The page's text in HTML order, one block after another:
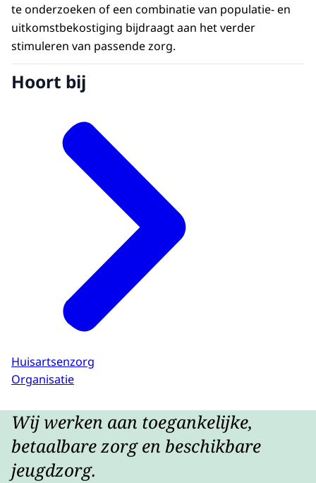
te onderzoeken of een combinatie van populatie- en
uitkomstbekostiging bijdraagt aan het verder
stimuleren van passende zorg.
Hoort bij
Huisartsenzorg
Organisatie
Wij werken aan toegankelijke,
betaalbare zorg en beschikbare
jeugdzorg.